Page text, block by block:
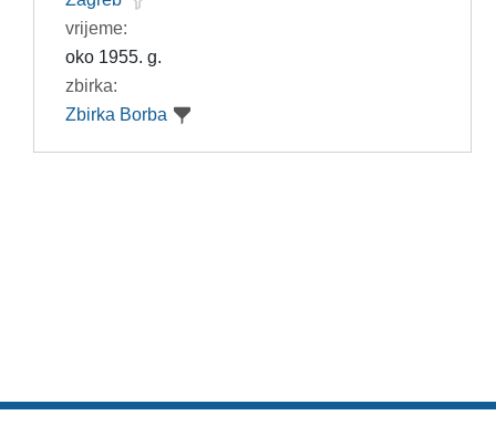
vrijeme:
oko 1955. g.
zbirka:
Zbirka Borba